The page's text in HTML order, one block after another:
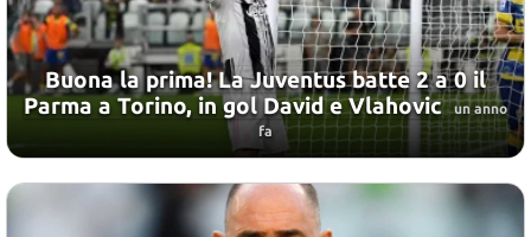
Buona la prima! La Juventus batte 2 a 0 il
Parma a Torino, in gol David e Vlahovic un anno
fa